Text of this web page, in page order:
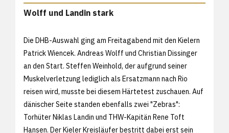
Wolff und Landin stark
Die DHB-Auswahl ging am Freitagabend mit den Kielern
Patrick Wiencek. Andreas Wolff und Christian Dissinger
an den Start. Steffen Weinhold, der aufgrund seiner
Muskelverletzung lediglich als Ersatzmann nach Rio
reisen wird, musste bei diesem Härtetest zuschauen. Auf
dänischer Seite standen ebenfalls zwei "Zebras":
Torhüter Niklas Landin und THW-Kapitän Rene Toft
Hansen. Der Kieler Kreisläufer bestritt dabei erst sein